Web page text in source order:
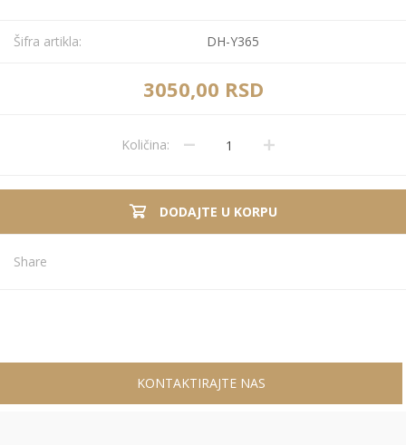
Šifra artikla: DH-Y365
3050,00 RSD
Količina:
DODAJTE U KORPU
Share
KONTAKTIRAJTE NAS